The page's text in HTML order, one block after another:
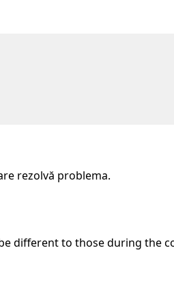
rezolvă problema.
different to those during the